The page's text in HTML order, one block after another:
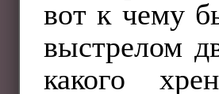
вот к чему
выстрелом
какого